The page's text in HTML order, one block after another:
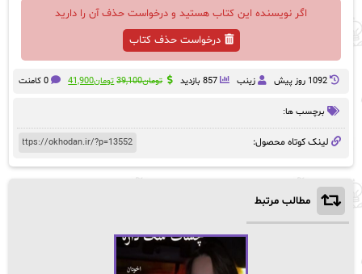
اگر نویسنده این کتاب هستید و درخواست حذف آن را دارید
درخواست حذف کتاب
1092 روز پيش زینب 857 بازدید تومان39,100 قیمت
تومان41,900قیمت0 کامنت
برچسب ها:
لینک کوتاه محصول:
مطالب مرتبط